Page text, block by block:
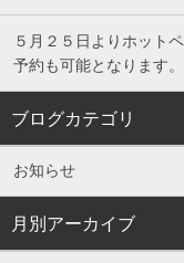
５月２５日よりホット
予約も可能となります。
ブログカテゴリ
お知らせ
月別アーカイブ